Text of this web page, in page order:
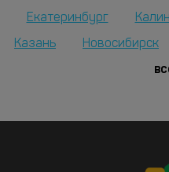
Екатеринбург
Казань Новосибирск